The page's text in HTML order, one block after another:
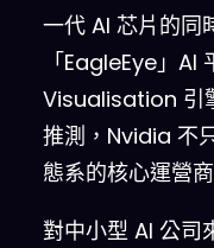
一代 AI 芯片的同
「EagleEye」AI
Visualisation 引
推測，Nvidia 不
態系的核心運營商
對中小型 AI 公司